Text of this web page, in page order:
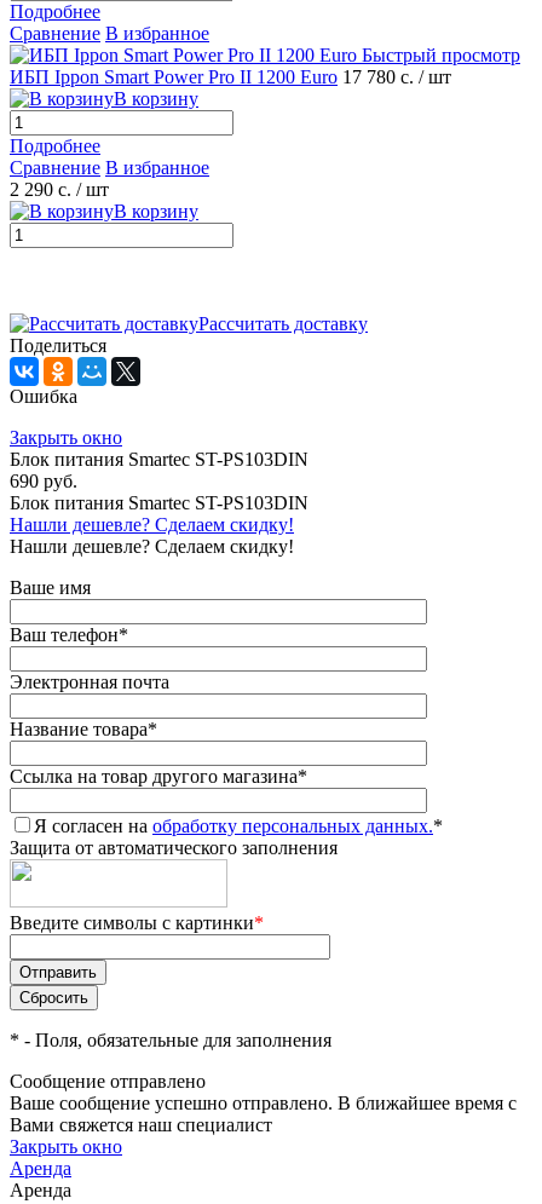
Подробнее
Сравнение В избранное
Быстрый просмотр
ИБП Ippon Smart Power Pro II 1200 Euro 17 780 с. / шт
В корзину
Подробнее
Сравнение В избранное
2 290 с. / шт
В корзину
Рассчитать доставку
Поделиться
Ошибка
Закрыть окно
Блок питания Smartec ST-PS103DIN
690 руб.
Блок питания Smartec ST-PS103DIN
Нашли дешевле? Сделаем скидку!
Нашли дешевле? Сделаем скидку!
Ваше имя
Ваш телефон*
Электронная почта
Название товара*
Ссылка на товар другого магазина*
Я согласен на обработку персональных данных.*
Защита от автоматического заполнения
Введите символы с картинки*
* - Поля, обязательные для заполнения
Сообщение отправлено
Ваше сообщение успешно отправлено. В ближайшее время с
Вами свяжется наш специалист
Закрыть окно
Аренда
Аренда